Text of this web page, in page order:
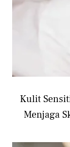
Kulit
Menjaga